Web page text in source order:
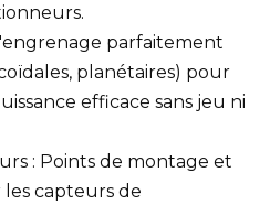
parfaitement
planétaires) pour
efficace sans jeu ni
: Points de montage et
capteurs de